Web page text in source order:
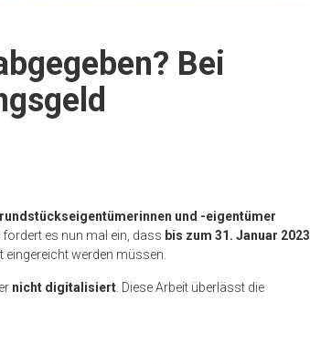
Bei
und -eigentümer
fordert es nun mal ein, dass bis zum 31. Januar 2023
werden müssen.
nicht digitalisiert . Diese Arbeit überlässt die